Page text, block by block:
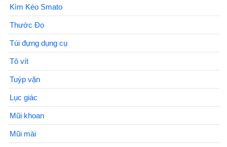
Kìm Kéo Smato
Thước Đo
Túi đựng dụng cụ
Tô vít
Tuýp vặn
Lục giác
Mũi khoan
Mũi mài